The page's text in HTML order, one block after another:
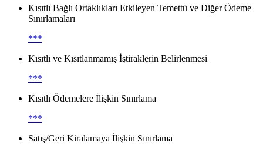
Kısıtlı Bağlı Ortaklıkları Etkileyen Temettü ve Diğer Ödeme
Sınırlamaları
***
Kısıtlı ve Kısıtlanmamış İştiraklerin Belirlenmesi
***
Kısıtlı Ödemelere İlişkin Sınırlama
***
Satış/Geri Kiralamaya İlişkin Sınırlama